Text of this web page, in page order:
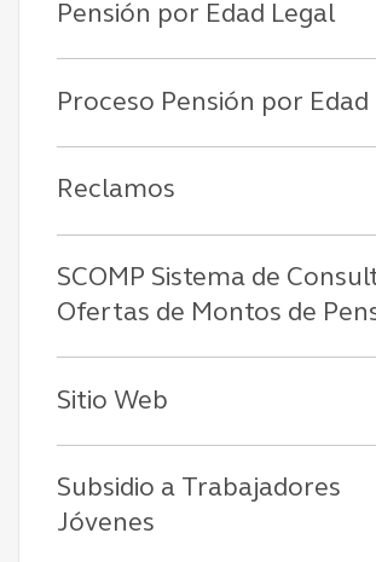
Pensión por Edad Legal
Proceso Pensión por Edad
Reclamos
SCOMP Sistema de
Ofertas de Montos de
Sitio Web
Subsidio a Trabajadores
Jóvenes